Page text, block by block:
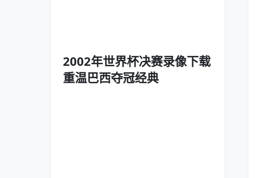
2002年世界杯决赛录像下载
重温巴西夺冠经典